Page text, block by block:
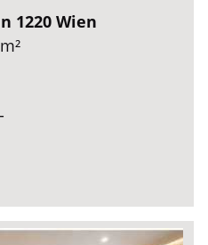
1220 Wien